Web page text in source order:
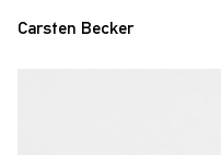
Carsten Becker